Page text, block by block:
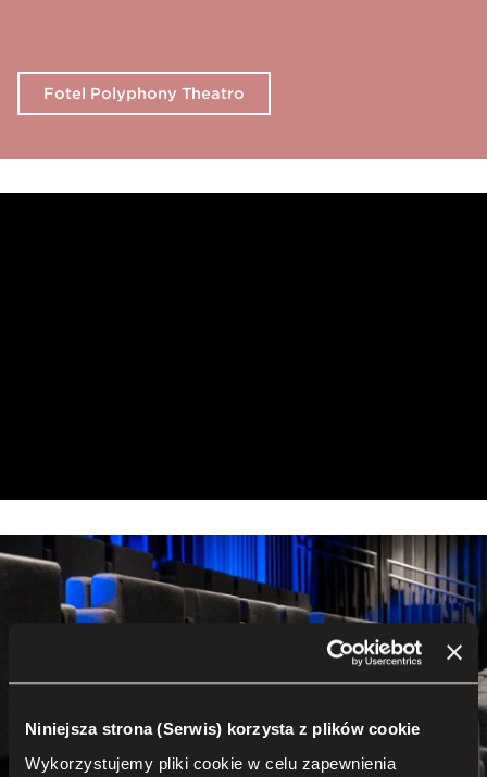
Niniejsza strona (Serwis) korzysta z plików cookie
Wykorzystujemy pliki cookie w celu zapewnienia
Fotel Polyphony Theatro